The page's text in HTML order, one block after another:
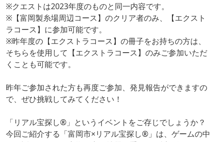
※クエストは2023年度のものと同一内容です。
※【富岡製糸場周辺コース】のクリア者のみ、【エクスト
ラコース】に参加可能です。
※昨年度の【エクストラコース】の冊子をお持ちの方は、
そちらを使用して【エクストラコース】のみご参加いただ
くことも可能です。
昨年ご参加された方も再度ご参加、発見報告ができますの
で、ぜひ挑戦してみてください！
「リアル宝探し®」というイベントをご存じでしょうか？
今回ご紹介する「富岡市×リアル宝探し®」は、ゲームの中